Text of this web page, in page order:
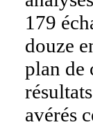
179
douze
plan de
avérés